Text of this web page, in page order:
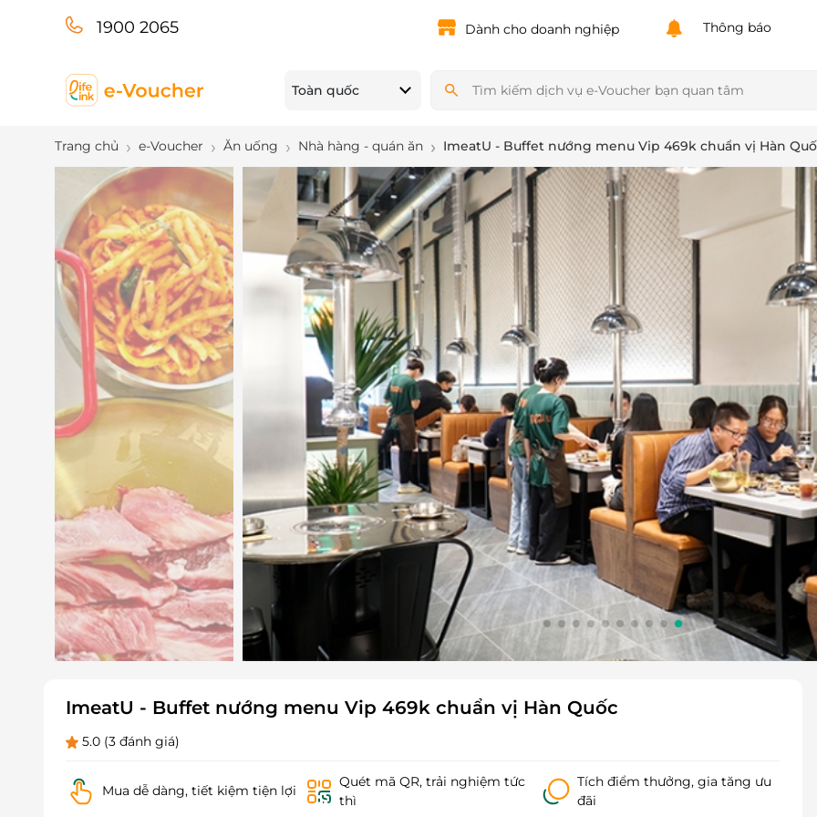
1900 2065 Dành cho doanh nghiệp Thông báo
Toàn quốc
Trang chủ e-Voucher Ăn uống Nhà hàng - quán ăn ImeatU - Buffet nướng menu Vip 469k chuẩn vị Hàn
ImeatU - Buffet nướng menu Vip 469k chuẩn vị Hàn Quốc
5.0 (3 đánh giá)
Mua dễ dàng, tiết kiệm tiện lợi
Quét mã QR, trải nghiệm tức
thì
Tích điểm thưởng, gia tăng ưu
đãi